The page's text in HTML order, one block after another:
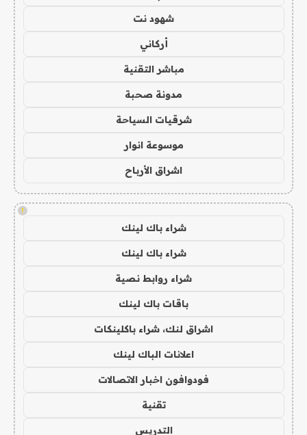
شهود نت
أركاني
مباشر التقنية
مدونة صحبة
شرقيات السياحة
موسوعة انوار
اشراق الأرباح
!
شراء باك لينك
شراء باك لينك
شراء روابط نصية
باقات باك لينك
اشراق لنك، شراء باكلينكات
اعلانات الباك لينك
فودوافون اخبار الاتصالات
تقنية
التدريس